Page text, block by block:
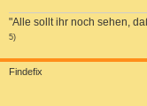
"Alle sollt ihr noch sehen,
5)
Findefix